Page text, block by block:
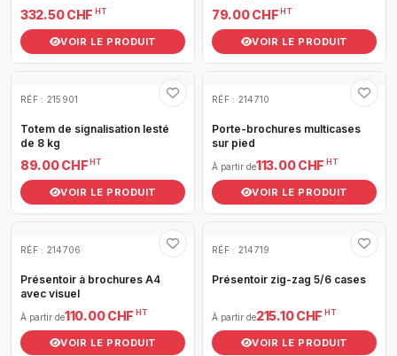
332.50 CHF HT
VOIR LE PRODUIT
79.00 CHF HT
VOIR LE PRODUIT
RÉF : 215901
Totem de signalisation lesté
de 8 kg
89.00 CHF HT
VOIR LE PRODUIT
RÉF : 214710
Porte-brochures multicases
sur pied
À partir de113.00 CHF HT
VOIR LE PRODUIT
RÉF : 214706
Présentoir à brochures A4
avec visuel
À partir de110.00 CHF HT
VOIR LE PRODUIT
RÉF : 214719
Présentoir zig-zag 5/6 cases
À partir de215.10 CHF HT
VOIR LE PRODUIT